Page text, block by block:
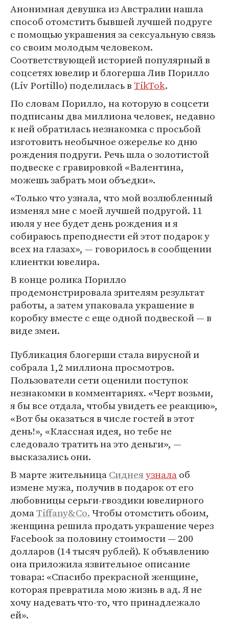
Анонимная девушка из Австралии нашла
способ отомстить бывшей лучшей подруге
с помощью украшения за сексуальную связь
со своим молодым человеком.
Соответствующей историей популярный в
соцсетях ювелир и блогерша Лив Порилло
(Liv Portillo) поделилась вTikTok.
По словам Порилло, на которую в соцсети
подписаны два миллиона человек, недавно
к ней обратилась незнакомка с просьбой
изготовить необычное ожерелье ко дню
рождения подруги. Речь шла о золотистой
подвеске с гравировкой «Валентина,
можешь забрать мои объедки».
«Только что узнала, что мой возлюбленный
изменял мне с моей лучшей подругой. 11
июля у нее будет день рождения и я
собираюсь преподнести ей этот подарок у
всех на глазах», — говорилось в сообщении
клиентки ювелира.
В конце ролика Порилло
продемонстрировала зрителям результат
работы, а затем упаковала украшение в
коробку вместе с еще одной подвеской — в
виде змеи.
Публикация блогерши стала вирусной и
собрала 1,2 миллиона просмотров.
Пользователи сети оценили поступок
незнакомки в комментариях. «Черт возьми,
я бы все отдала, чтобы увидеть ее реакцию»,
«Вот бы оказаться в числе гостей в этот
день!», «Классная идея, но тебе не
следовало тратить на это деньги», —
высказались они.
В марте жительницаСиднеяузналаоб
измене мужа, получив в подарок от его
любовницы серьги-гвоздики ювелирного
домаTiffany&Co.Чтобы отомстить обоим,
женщина решила продать украшение через
Facebook за половину стоимости — 200
долларов (14 тысяч рублей). К объявлению
она приложила язвительное описание
товара: «Спасибо прекрасной женщине,
которая превратила мою жизнь в ад. Я не
хочу надевать что-то, что принадлежало
ей».